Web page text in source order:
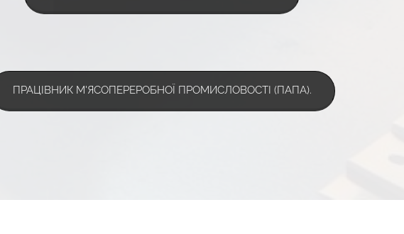
ПРАЦІВНИК М'ЯСОПЕРЕРОБНОЇ ПРОМИСЛОВОСТІ (ПАПА).